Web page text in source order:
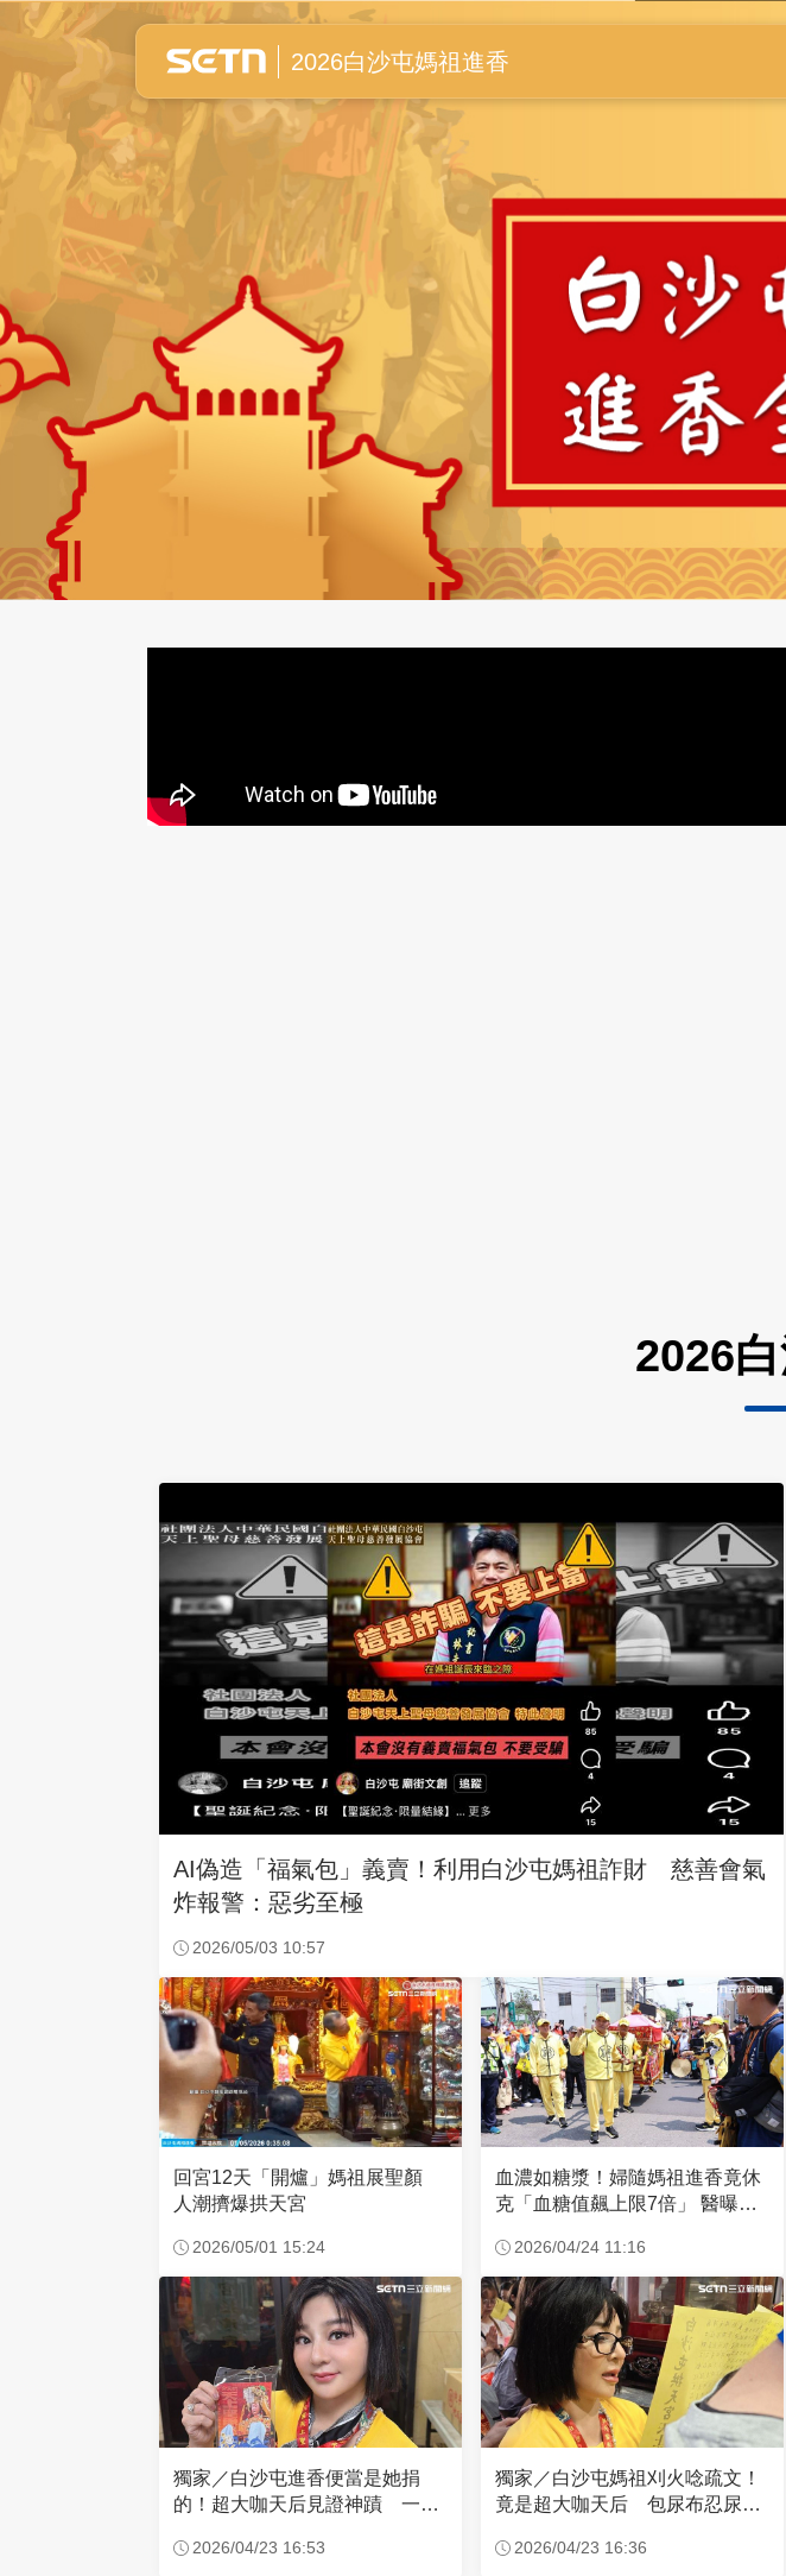
白沙屯媽祖進香全紀錄
2026白沙屯媽祖進香
2026
AI偽造「福氣包」義賣！利用白沙屯媽祖詐財 慈善會氣
炸報警：惡劣至極
2026/05/03 10:57
回宮12天「開爐」媽祖展聖顏
人潮擠爆拱天宮
2026/05/01 15:24
血濃如糖漿！婦隨媽祖進香竟休
克「血糖值飆上限7倍」 醫曝原
2026/04/24 11:16
獨家／白沙屯進香便當是她捐
的！超大咖天后見證神蹟 一靠
2026/04/23 16:53
獨家／白沙屯媽祖刈火唸疏文！
竟是超大咖天后 包尿布忍尿5
2026/04/23 16:36